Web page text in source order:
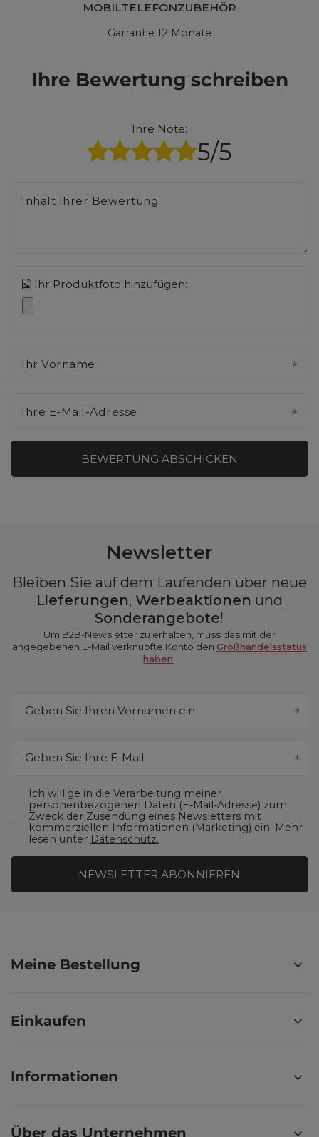
MOBILTELEFONZUBEHÖR
Garrantie 12 Monate
Ihre Bewertung schreiben
Ihre Note:
5/5
Inhalt Ihrer Bewertung
Ihr Produktfoto hinzufügen:
Ihr Vorname
Ihre E-Mail-Adresse
BEWERTUNG ABSCHICKEN
Newsletter
Bleiben Sie auf dem Laufenden über neue
Lieferungen, Werbeaktionen und
Sonderangebote!
Um B2B-Newsletter zu erhalten, muss das mit der
angegebenen E-Mail verknüpfte Konto den Großhandelsstatus
haben
Geben Sie Ihren Vornamen ein
Geben Sie Ihre E-Mail
Ich willige in die Verarbeitung meiner
personenbezogenen Daten (E-Mail-Adresse) zum
Zweck der Zusendung eines Newsletters mit
kommerziellen Informationen (Marketing) ein. Mehr
lesen unter Datenschutz.
NEWSLETTER ABONNIEREN
Meine Bestellung
Einkaufen
Informationen
Über das Unternehmen